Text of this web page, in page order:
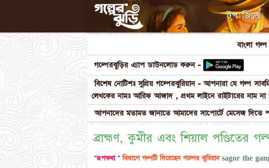
টপ জিজে
বাংলা
গল্পেরঝুড়ির এ্যাপ ডাউনলোড করুন -
বিশেষ নোটিশঃ সুপ্রিয় গল্পেরঝুরিয়ান - আপনারা যে গল্প
লেখকের নামঃ আরিফ আজাদ , প্রথম লাইনে রাইটারের নাম না
আপনাদের মতামত জানাতে আমাদের সাপোর্টে মেসেজ
ব্রাহ্মণ, কুমীর এবং শিয়াল পণ্ডিতের
"রূপকথা " বিভাগে গল্পটি দিয়েছেন গল্পের ঝুরিয়ান sagor the